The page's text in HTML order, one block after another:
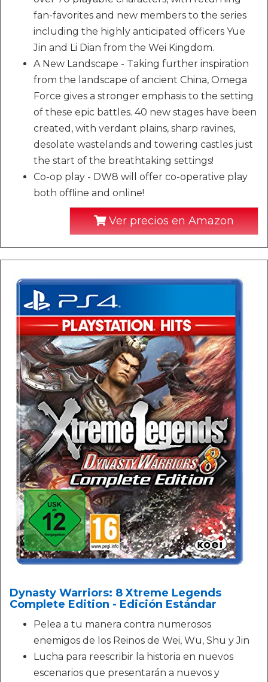
fan-favorites and new members to the series
including the highly anticipated officers Yue
Jin and Li Dian from the Wei Kingdom.
A New Landscape - Taking further inspiration
from the landscape of ancient China, Omega
Force gives a stronger emphasis to the setting
of these epic battles. 40 new stages have been
created, with verdant plains, sharp ravines,
desolate wastelands and towering castles just
the start of the breathtaking settings!
Co-op play - DW8 will offer co-operative play
both offline and online!
Ver precios en Amazon
Dynasty Warriors: 8 Xtreme Legends
Complete Edition - Edición Estándar
Pelea a tu manera contra numerosos
enemigos de los Reinos de Wei, Wu, Shu y Jin
Lucha para reescribir la historia en nuevos
escenarios que presentarán a nuevos y